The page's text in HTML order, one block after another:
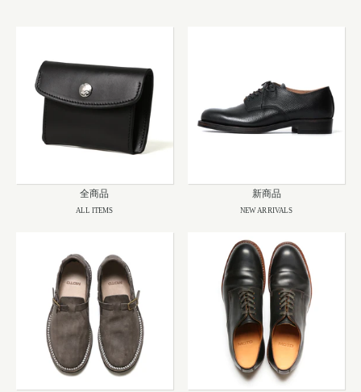
全商品
ALL ITEMS
新商品
NEW ARRIVALS